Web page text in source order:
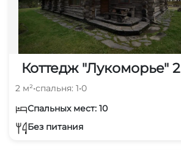
Коттедж "Лукоморье" 2
2 м²•спальня: 1•0
Спальных мест: 10
Без питания